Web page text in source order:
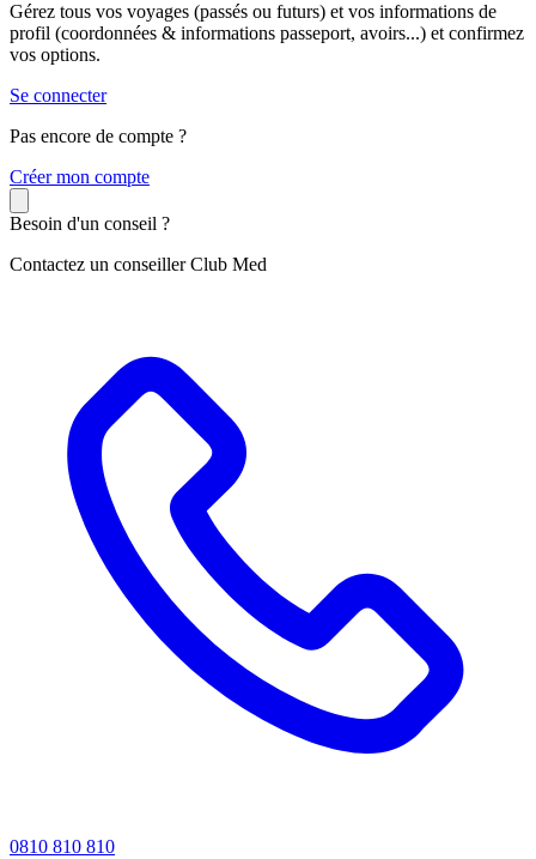
Gérez tous vos voyages (passés ou futurs) et vos informations de
profil (coordonnées & informations passeport, avoirs...) et confirmez
vos options.
Se connecter
Pas encore de compte ?
Créer mon compte
Besoin d'un conseil ?
Contactez un conseiller Club Med
0810 810 810